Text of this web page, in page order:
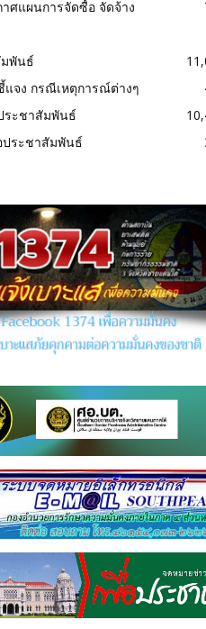
ศแผนการจัดซื้อ จัดจ้าง
พันธ์
แจง กรณีเหตุการณ์ต่างๆ
ระชาสัมพันธ์
ประชาสัมพันธ์